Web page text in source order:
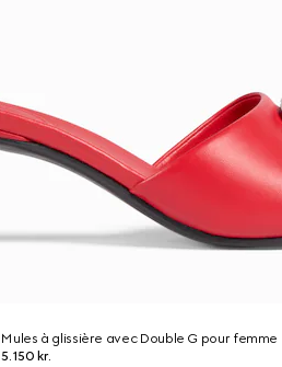
Mules à glissière avec Double G pour femme
5.150 kr.